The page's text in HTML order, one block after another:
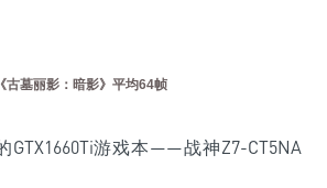
《古墓丽影：暗影》平均64帧